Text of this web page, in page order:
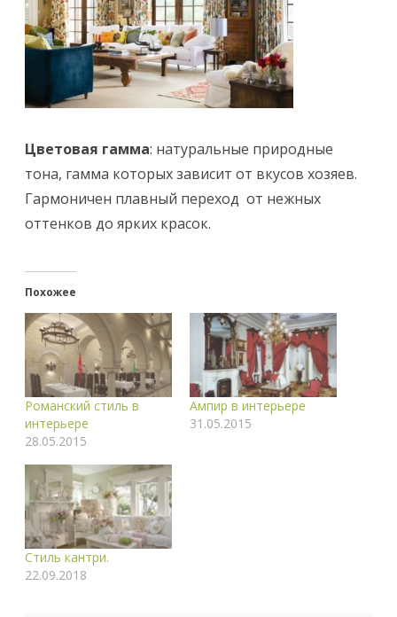
Цветовая гамма: натуральные природные
тона, гамма которых зависит от вкусов хозяев.
Гармоничен плавный переход от нежных
оттенков до ярких красок.
Похожее
Романский стиль в
интерьере
28.05.2015
Ампир в интерьере
31.05.2015
Стиль кантри.
22.09.2018